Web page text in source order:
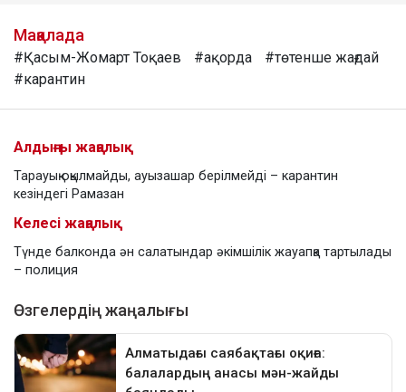
Мақалада
#Қасым-Жомарт Тоқаев #ақорда
#төтенше жағдай
#карантин
Алдыңғы жаңалық
Тарауық оқылмайды, ауызашар берілмейді – карантин
кезіндегі Рамазан
Келесі жаңалық
Түнде балконда ән салатындар әкімшілік жауапқа тартылады
– полиция